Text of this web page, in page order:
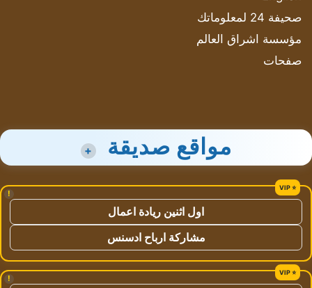
صحيفة 24 لمعلوماتك
مؤسسة اشراق العالم
صفحات
مواقع صديقة +
!
اول اثنين ريادة اعمال
مشاركة ارباح ادسنس
!